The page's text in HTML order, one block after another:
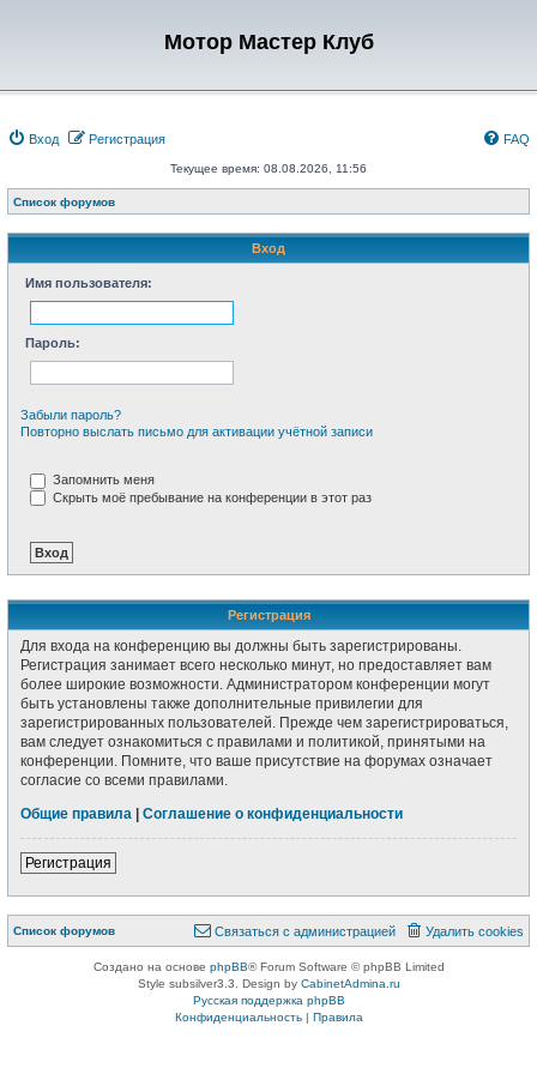
Мотор Мастер Клуб
Вход Регистрация FAQ
Текущее время: 08.08.2026, 11:56
Список форумов
Вход
Имя пользователя:
Пароль:
Забыли пароль?
Повторно выслать письмо для активации учётной записи
Запомнить меня
Скрыть моё пребывание на конференции в этот раз
Регистрация
Для входа на конференцию вы должны быть зарегистрированы.
Регистрация занимает всего несколько минут, но предоставляет вам
более широкие возможности. Администратором конференции могут
быть установлены также дополнительные привилегии для
зарегистрированных пользователей. Прежде чем зарегистрироваться,
вам следует ознакомиться с правилами и политикой, принятыми на
конференции. Помните, что ваше присутствие на форумах означает
согласие со всеми правилами.
Общие правила
Соглашение о конфиденциальности
Регистрация
Список форумов Удалить cookies
Связаться с администрацией
Создано на основе phpBB® Forum Software © phpBB Limited
Style subsilver3.3. Design by CabinetAdmina.ru
Русская поддержка phpBB
Конфиденциальность| Правила